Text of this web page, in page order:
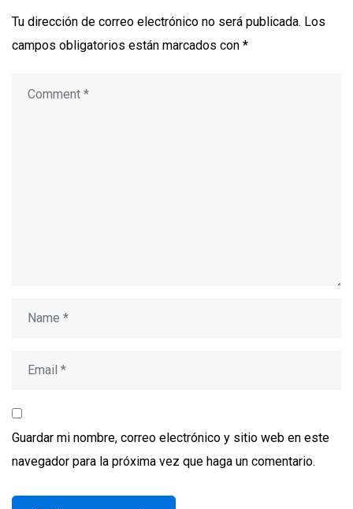
Tu dirección de correo electrónico no será publicada. Los
campos obligatorios están marcados con *
Guardar mi nombre, correo electrónico y sitio web en este
navegador para la próxima vez que haga un comentario.